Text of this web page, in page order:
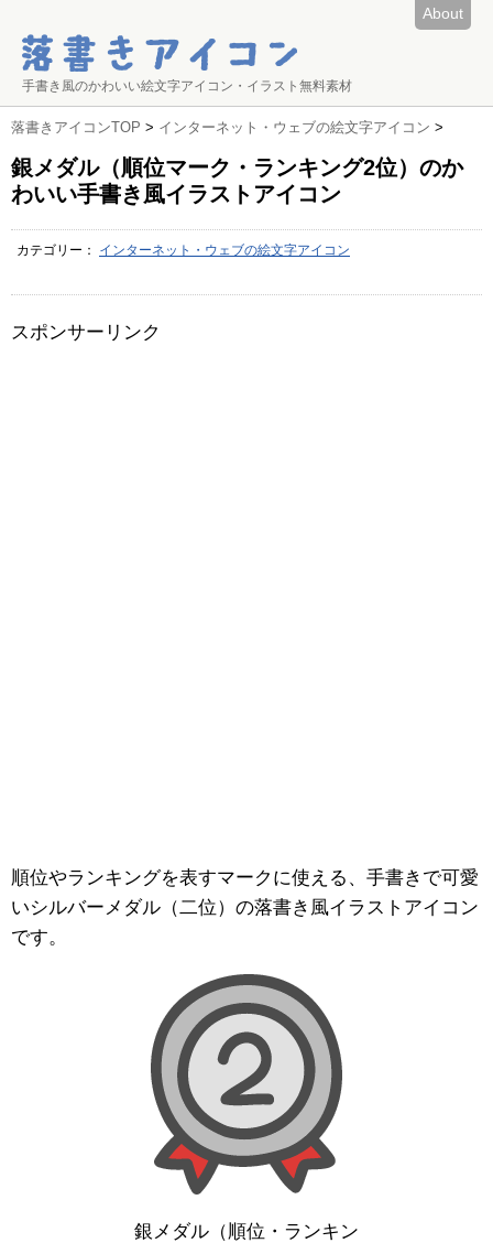
About
手書き風のかわいい絵文字アイコン・イラスト無料素材
落書きアイコンTOP > インターネット・ウェブの絵文字アイコン >
銀メダル（順位マーク・ランキング2位）のか
わいい手書き風イラストアイコン
カテゴリー： インターネット・ウェブの絵文字アイコン
スポンサーリンク
順位やランキングを表すマークに使える、手書きで可愛
いシルバーメダル（二位）の落書き風イラストアイコン
です。
銀メダル（順位・ランキン